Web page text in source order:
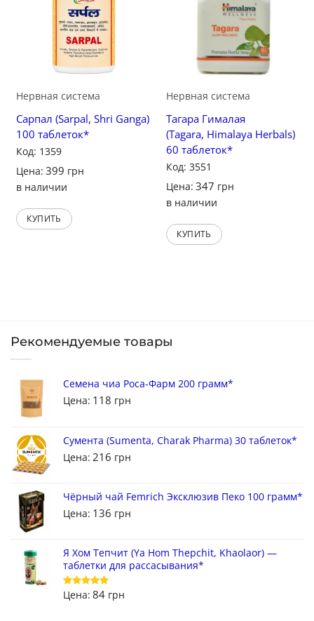
Нервная система
Сарпал (Sarpal, Shri Ganga)
100 таблеток*
Код: 1359
Цена: 399 грн
в наличии
КУПИТЬ
Нервная система
Тагара Гималая
(Tagara, Himalaya Herbals)
60 таблеток*
Код: 3551
Цена: 347 грн
в наличии
КУПИТЬ
Рекомендуемые товары
Семена чиа Роса-Фарм 200 грамм*
Цена: 118 грн
Сумента (Sumenta, Charak Pharma) 30 таблеток*
Цена: 216 грн
Чёрный чай Femrich Эксклюзив Пеко 100 грамм*
Цена: 136 грн
Я Хом Тепчит (Ya Hom Thepchit, Khaolaor) —
таблетки для рассасывания*
Оценка5
из 5
Цена: 84 грн